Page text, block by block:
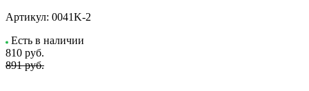
Артикул: 0041K-2
Есть в наличии
810 руб.
891 руб.